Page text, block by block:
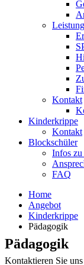
Kontakt
Kinderkrippe
Kontakt
Blockschüler
Infos
FAQ
Home
Angebot
Kinderkrippe
Pädagogik
Pädagogik
Kontaktieren Sie uns